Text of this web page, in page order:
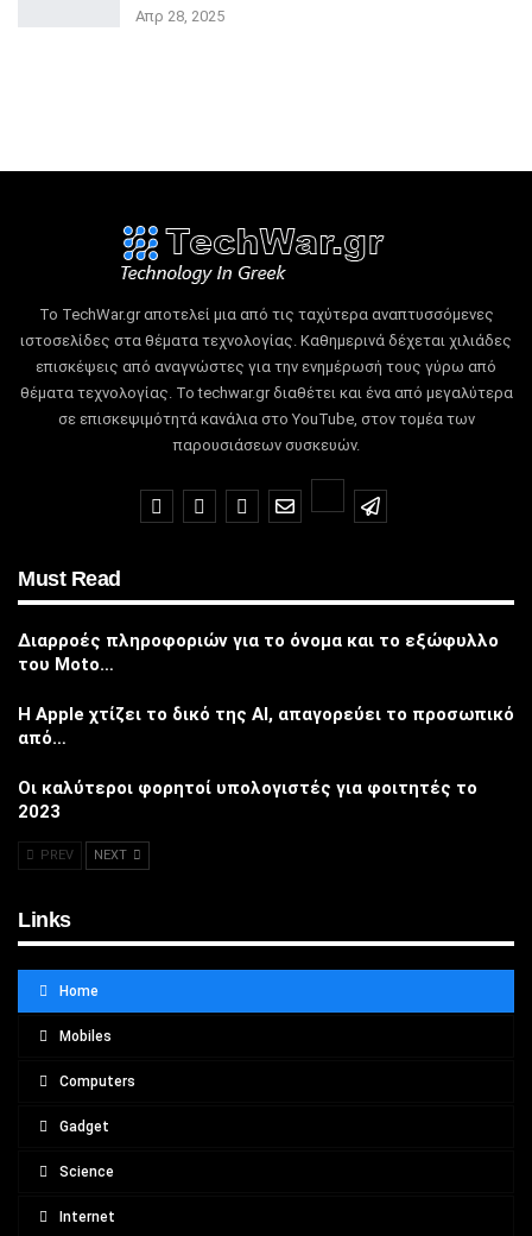
Απρ 28, 2025
Το TechWar.gr αποτελεί μια από τις ταχύτερα αναπτυσσόμενες
ιστοσελίδες στα θέματα τεχνολογίας. Καθημερινά δέχεται χιλιάδες
επισκέψεις από αναγνώστες για την ενημέρωσή τους γύρω από
θέματα τεχνολογίας. Το techwar.gr διαθέτει και ένα από μεγαλύτερα
σε επισκεψιμότητά κανάλια στο YouTube, στον τομέα των
παρουσιάσεων συσκευών.
Must Read
Διαρροές πληροφοριών για το όνομα και το εξώφυλλο
του Moto…
Η Apple χτίζει το δικό της AI, απαγορεύει το προσωπικό
από…
Οι καλύτεροι φορητοί υπολογιστές για φοιτητές το
2023
PREV NEXT
Links
Home
Mobiles
Computers
Gadget
Science
Internet